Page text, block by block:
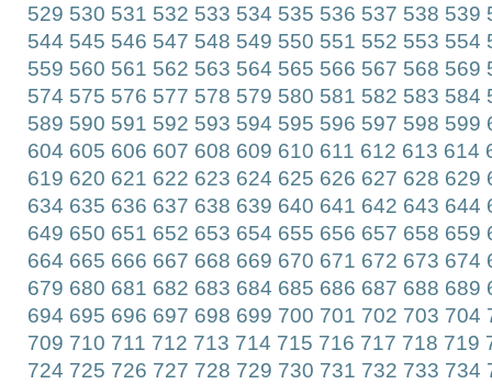
529 530 531 532 533 534 535 536 537 538 539
544 545 546 547 548 549 550 551 552 553 554
559 560 561 562 563 564 565 566 567 568 569
574 575 576 577 578 579 580 581 582 583 584
589 590 591 592 593 594 595 596 597 598 599
604 605 606 607 608 609 610 611 612 613 614
619 620 621 622 623 624 625 626 627 628 629
634 635 636 637 638 639 640 641 642 643 644
649 650 651 652 653 654 655 656 657 658 659
664 665 666 667 668 669 670 671 672 673 674
679 680 681 682 683 684 685 686 687 688 689
694 695 696 697 698 699 700 701 702 703 704
709 710 711 712 713 714 715 716 717 718 719
724 725 726 727 728 729 730 731 732 733 734